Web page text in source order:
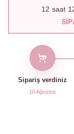
12 saat
Sipariş verdiniz
10 Ağustos